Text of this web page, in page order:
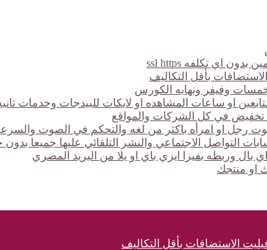
بأقل التكاليف
الاستضافات بأقل التكاليف